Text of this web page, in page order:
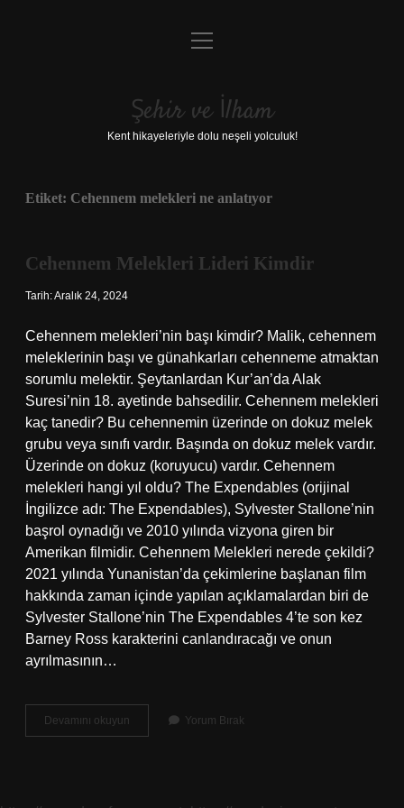
Anasayfa
Yasal Uyarı
menüyü
Şehir ve İlham
Kent hikayeleriyle dolu neşeli yolculuk!
Etiket: Cehennem melekleri ne anlatıyor
Cehennem Melekleri Lideri Kimdir
Tarih: Aralık 24, 2024
Cehennem melekleri’nin başı kimdir? Malik, cehennem
meleklerinin başı ve günahkarları cehenneme atmaktan
sorumlu melektir. Şeytanlardan Kur’an’da Alak
Suresi’nin 18. ayetinde bahsedilir. Cehennem melekleri
kaç tanedir? Bu cehennemin üzerinde on dokuz melek
grubu veya sınıfı vardır. Başında on dokuz melek vardır.
Üzerinde on dokuz (koruyucu) vardır. Cehennem
melekleri hangi yıl oldu? The Expendables (orijinal
İngilizce adı: The Expendables), Sylvester Stallone’nin
başrol oynadığı ve 2010 yılında vizyona giren bir
Amerikan filmidir. Cehennem Melekleri nerede çekildi?
2021 yılında Yunanistan’da çekimlerine başlanan film
hakkında zaman içinde yapılan açıklamalardan biri de
Sylvester Stallone’nin The Expendables 4’te son kez
Barney Ross karakterini canlandıracağı ve onun
ayrılmasının…
Devamını okuyun Cehennem
Melekleri
Yorum Bırak